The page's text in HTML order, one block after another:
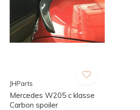
JHParts
Mercedes W205 c klasse
Carbon spoiler